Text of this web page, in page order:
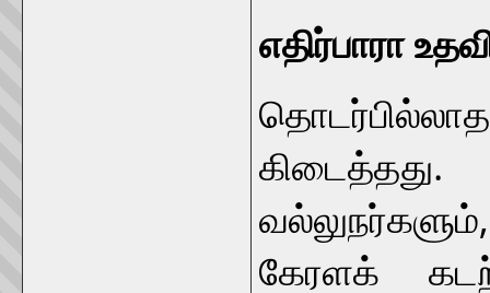
எதிர்பாரா
கேரளக்